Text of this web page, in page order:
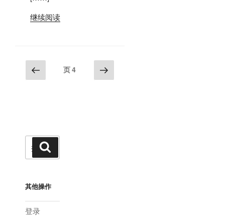
继续阅读
上
一
页4 下
一
索：
其他操作
登录